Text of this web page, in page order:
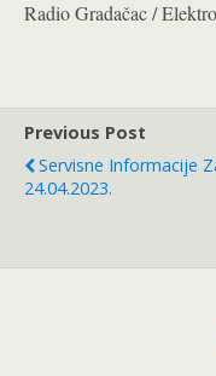
Radio Gradačac /
Previous Post
Servisne Informacije
24.04.2023.